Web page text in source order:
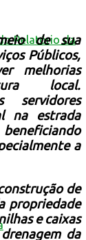
Relatório da
de sua
Públicos,
melhorias
local.
servidores
na estrada
a
de
propriedade
e caixas
da